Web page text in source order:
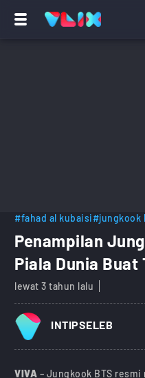
#fahad al kubaisi#jungkook
Penampilan
Piala Dunia Buat
lewat 3 tahun lalu
INTIPSELEB
VIVA – Jungkook BTS